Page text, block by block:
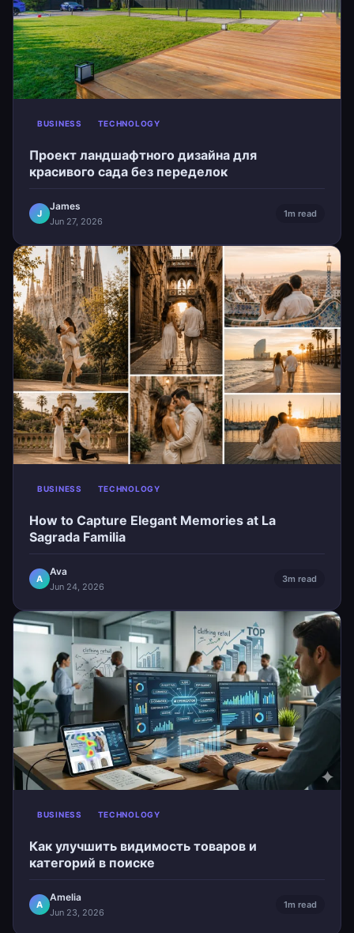
BUSINESS TECHNOLOGY
Проект ландшафтного дизайна для
красивого сада без переделок
J
James
Jun 27, 2026
1m read
BUSINESS TECHNOLOGY
How to Capture Elegant Memories at La
Sagrada Familia
A
Ava
Jun 24, 2026
3m read
BUSINESS TECHNOLOGY
Как улучшить видимость товаров и
категорий в поиске
A
Amelia
Jun 23, 2026
1m read